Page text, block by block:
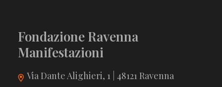
Fondazione Ravenna
Manifestazioni
Via Dante Alighieri, 1 | 48121 Ravenna